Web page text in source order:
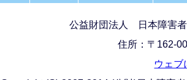
公益財団法人 日本障害
住所：〒162-
ウェブ